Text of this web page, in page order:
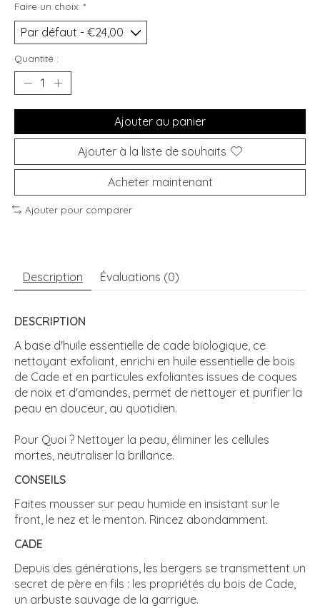
Faire un choix: *
Quantité :
Ajouter au panier
Ajouter à la liste de souhaits
Acheter maintenant
Ajouter pour comparer
Description Évaluations (0)
DESCRIPTION
A base d'huile essentielle de cade biologique, ce
nettoyant exfoliant, enrichi en huile essentielle de bois
de Cade et en particules exfoliantes issues de coques
de noix et d'amandes, permet de nettoyer et purifier la
peau en douceur, au quotidien.
Pour Quoi ? Nettoyer la peau, éliminer les cellules
mortes, neutraliser la brillance.
CONSEILS
Faites mousser sur peau humide en insistant sur le
front, le nez et le menton. Rincez abondamment.
CADE
Depuis des générations, les bergers se transmettent un
secret de père en fils : les propriétés du bois de Cade,
un arbuste sauvage de la garrigue.